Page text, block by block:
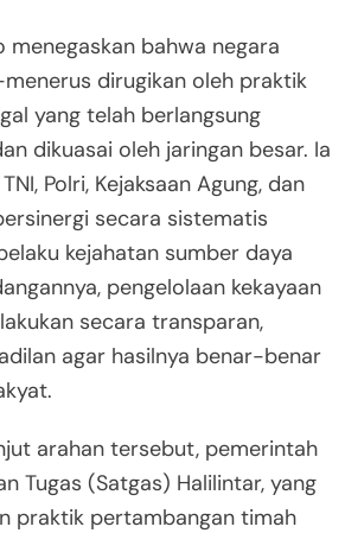
menegaskan bahwa negara
dirugikan oleh praktik
yang telah berlangsung
dikuasai oleh jaringan besar. Ia
Polri, Kejaksaan Agung, dan
secara sistematis
kejahatan sumber daya
pengelolaan kekayaan
secara transparan,
agar hasilnya benar-benar
arahan tersebut, pemerintah
Tugas (Satgas) Halilintar, yang
praktik pertambangan timah